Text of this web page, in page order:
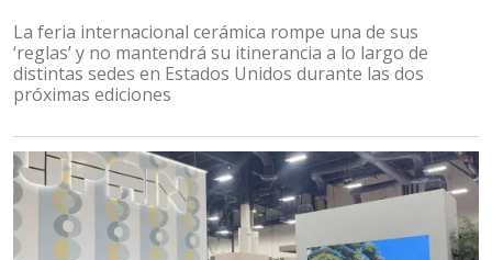
La feria internacional cerámica rompe una de sus
‘reglas’ y no mantendrá su itinerancia a lo largo de
distintas sedes en Estados Unidos durante las dos
próximas ediciones